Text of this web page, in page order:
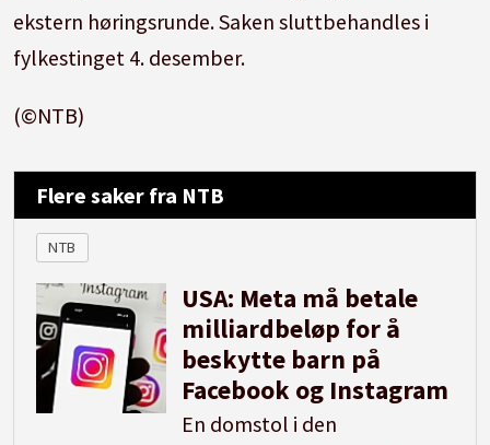
ekstern høringsrunde. Saken sluttbehandles i
fylkestinget 4. desember.
(©NTB)
Flere saker fra NTB
NTB
USA: Meta må betale
milliardbeløp for å
beskytte barn på
Facebook og Instagram
En domstol i den